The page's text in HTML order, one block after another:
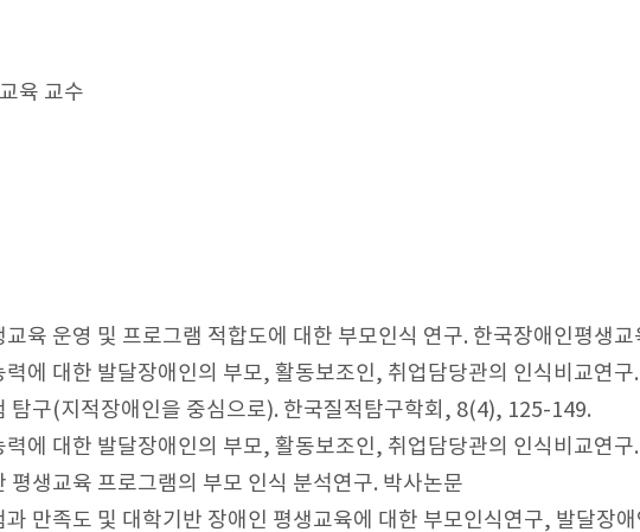
육 교수
육 운영 및 프로그램 적합도에 대한 부모인식 연구. 한국장애인평생
에 대한 발달장애인의 부모, 활동보조인, 취업담당관의 인식비교연구
탐구(지적장애인을 중심으로). 한국질적탐구학회, 8(4), 125-149.
에 대한 발달장애인의 부모, 활동보조인, 취업담당관의 인식비교연
생교육 프로그램의 부모 인식 분석연구. 박사논문
만족도 및 대학기반 장애인 평생교육에 대한 부모인식연구, 발달장